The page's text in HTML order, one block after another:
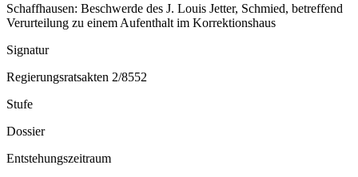
Schaffhausen: Beschwerde des J. Louis Jetter, Schmied, betreffend
Verurteilung zu einem Aufenthalt im Korrektionshaus
Signatur
Regierungsratsakten 2/8552
Stufe
Dossier
Entstehungszeitraum